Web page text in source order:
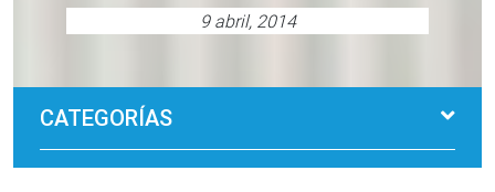
9 abril, 2014
CATEGORÍAS